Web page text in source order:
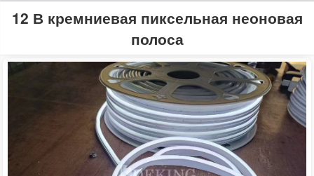
12 В кремниевая пиксельная неоновая
полоса